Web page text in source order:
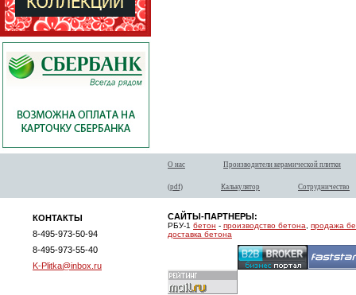
О нас Производители керамической плитки
(pdf) Калькулятор Сотрудничество
КОНТАКТЫ
8-495-973-50-94
8-495-973-55-40
K-Plitka@inbox.ru
САЙТЫ-ПАРТНЕРЫ:
РБУ-1 бетон - производство бетона
продажа
доставка бетона